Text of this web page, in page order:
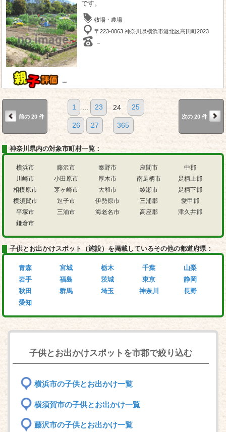
－
です。
牧場・農場
〒223-0063 神奈川県横浜市港北区高田町2023
－
前の 20 件
1 23 24 25
26 27 365
次の 20 件
神奈川県内の対象市町村一覧：
横浜市
川崎市
相模原市
横須賀市
平塚市
鎌倉市
藤沢市
小田原市
茅ヶ崎市
逗子市
三浦市
秦野市
厚木市
大和市
伊勢原市
海老名市
座間市
南足柄市
綾瀬市
三浦郡
高座郡
中郡
足柄上郡
足柄下郡
愛甲郡
津久井郡
子供とお出かけスポット（施設）を掲載しているその他の都道府県：
青森
岩手
秋田
愛知
宮城
福島
群馬
栃木
茨城
埼玉
千葉
東京
神奈川
山梨
静岡
長野
子供とお出かけスポットを市郡で絞り込む
横浜市の子供とお出かけ一覧
横須賀市の子供とお出かけ一覧
藤沢市の子供とお出かけ一覧